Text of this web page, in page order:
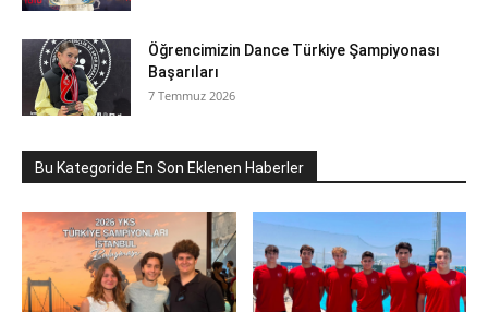
Öğrencimizin Dance Türkiye Şampiyonası
Başarıları
7 Temmuz 2026
Bu Kategoride En Son Eklenen Haberler